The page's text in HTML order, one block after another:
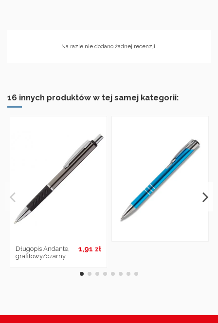
Na razie nie dodano żadnej recenzji.
16 innych produktów w tej samej kategorii:
Długopis Andante,
grafitowy/czarny
1,91 zł